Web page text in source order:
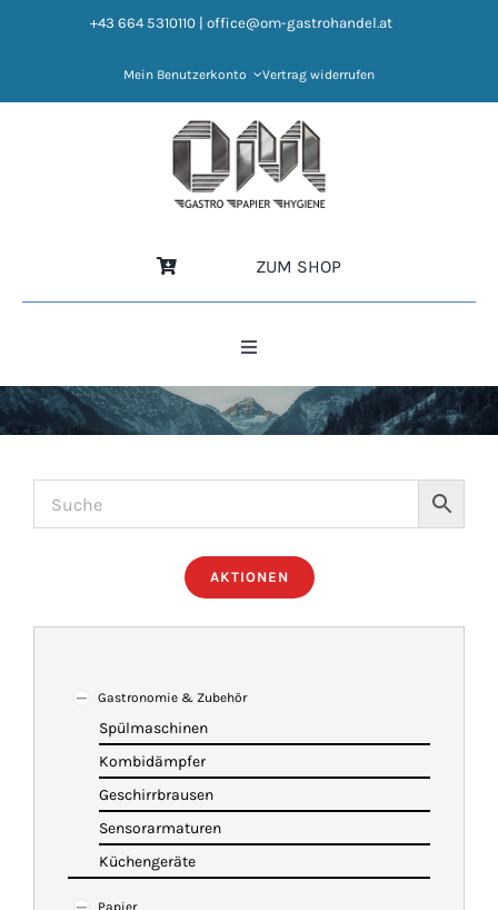
+43 664 5310110 office@om-gastrohandel.at
Mein Benutzerkonto Vertrag widerrufen
ZUM SHOP
Toggle
HOME
NEWS
IMBISSANHÄNGER
KATALOG
AKTIONEN
Gastronomie & Zubehör
Spülmaschinen
Kombidämpfer
Geschirrbrausen
Sensorarmaturen
Küchengeräte
Papier